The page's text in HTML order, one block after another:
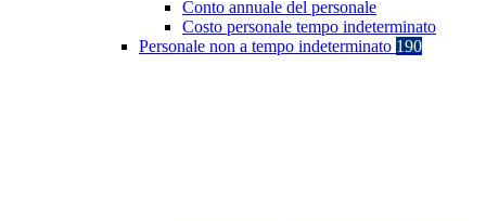
Conto annuale del personale
Costo personale tempo indeterminato
Personale non a tempo indeterminato 190